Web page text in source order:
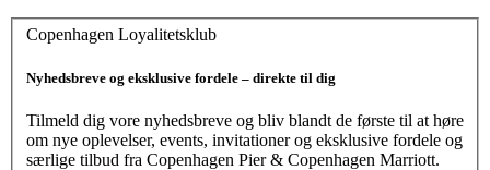
Copenhagen Loyalitetsklub
Nyhedsbreve og eksklusive fordele – direkte til dig
Tilmeld dig vore nyhedsbreve og bliv blandt de første til at høre
om nye oplevelser, events, invitationer og eksklusive fordele og
særlige tilbud fra Copenhagen Pier & Copenhagen Marriott.